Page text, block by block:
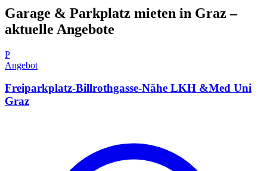
Garage & Parkplatz mieten in Graz –
aktuelle Angebote
P
Angebot
Freiparkplatz-Billrothgasse-Nähe LKH &Med Uni
Graz